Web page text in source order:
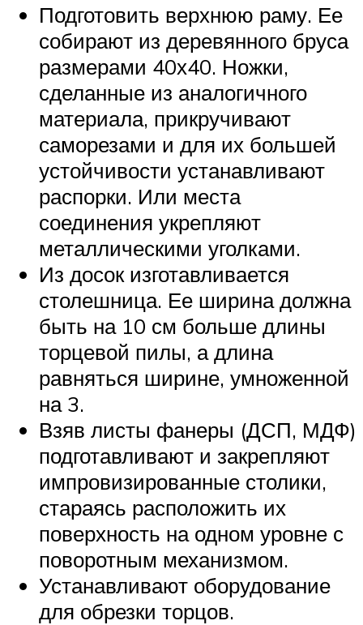
Подготовить верхнюю раму. Ее
собирают из деревянного бруса
размерами 40х40. Ножки,
сделанные из аналогичного
материала, прикручивают
саморезами и для их большей
устойчивости устанавливают
распорки. Или места
соединения укрепляют
металлическими уголками.
Из досок изготавливается
столешница. Ее ширина должна
быть на 10 см больше длины
торцевой пилы, а длина
равняться ширине, умноженной
на 3.
Взяв листы фанеры (ДСП, МДФ)
подготавливают и закрепляют
импровизированные столики,
стараясь расположить их
поверхность на одном уровне с
поворотным механизмом.
Устанавливают оборудование
для обрезки торцов.